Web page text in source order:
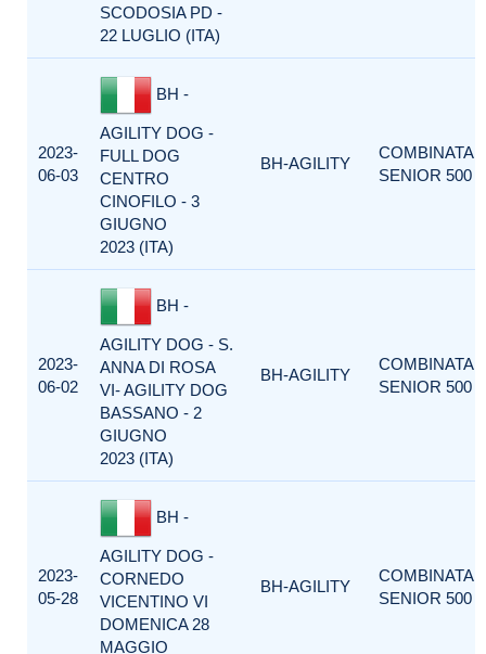
SCODOSIA PD -
22 LUGLIO (ITA)
2023-
06-03
BH -
AGILITY DOG -
FULL DOG
CENTRO
CINOFILO - 3
GIUGNO
2023 (ITA)
BH-AGILITY
COMBINATA
SENIOR 500
2023-
06-02
BH -
AGILITY DOG - S.
ANNA DI ROSA
VI- AGILITY DOG
BASSANO - 2
GIUGNO
2023 (ITA)
BH-AGILITY
COMBINATA
SENIOR 500
2023-
05-28
BH -
AGILITY DOG -
CORNEDO
VICENTINO VI
DOMENICA 28
MAGGIO
BH-AGILITY
COMBINATA
SENIOR 500